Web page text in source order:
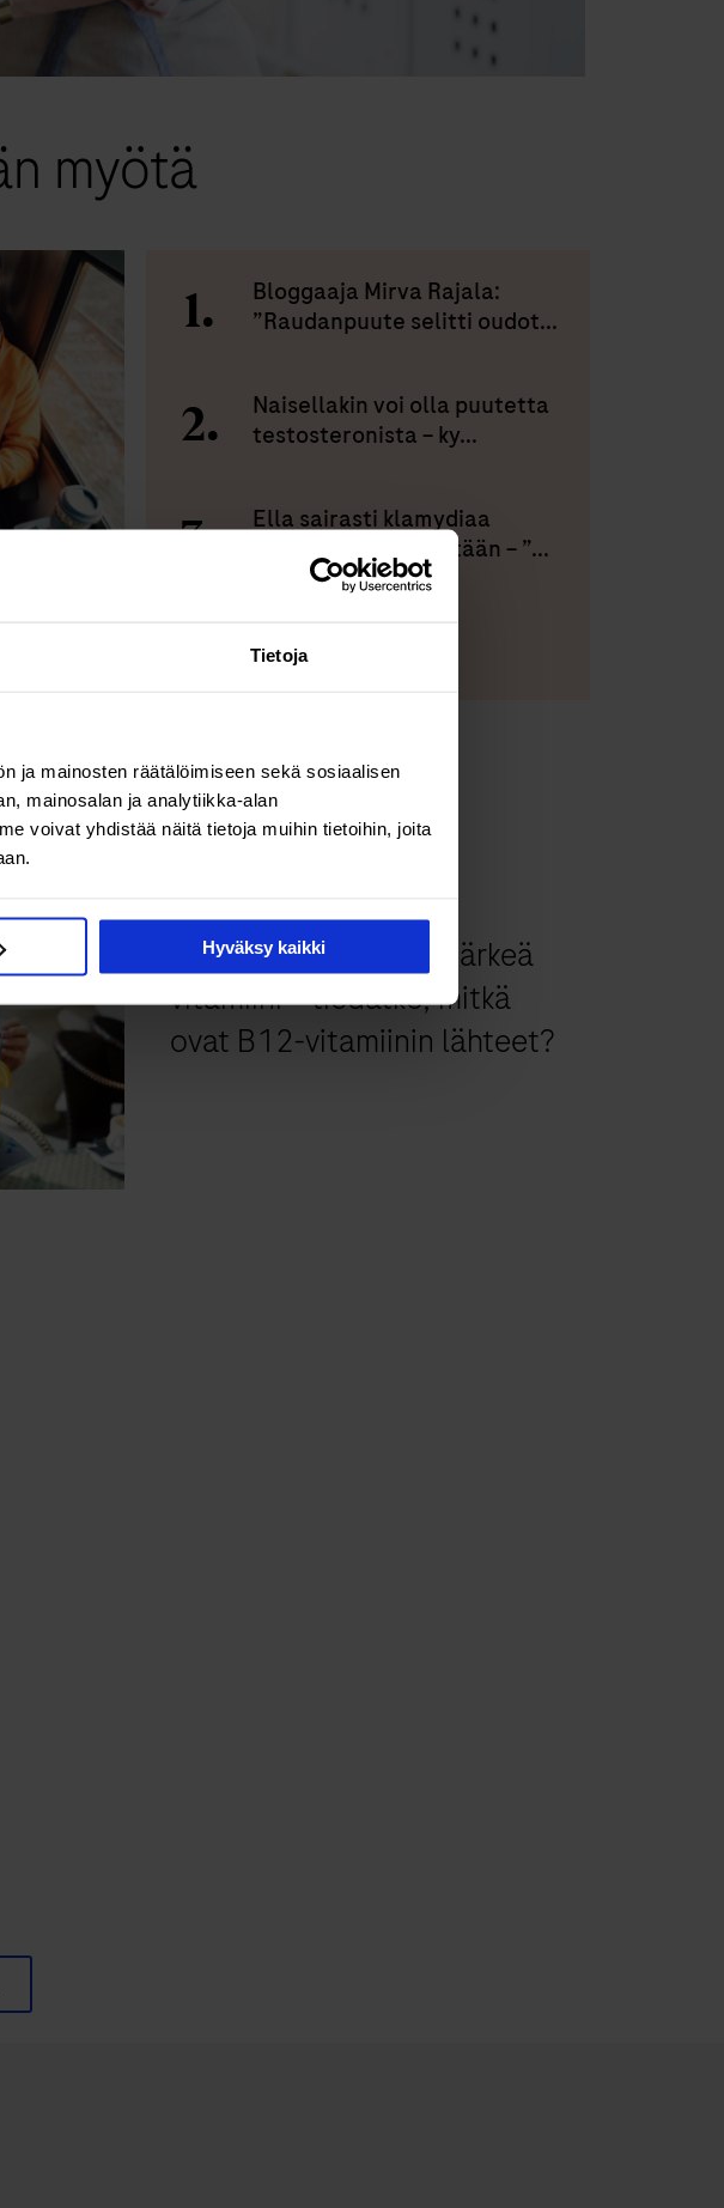
Tietoja
ja mainosten räätälöimiseen sekä sosiaalisen
mainosalan ja analytiikka-alan
voivat yhdistää näitä tietoja muihin tietoihin, joita
Hyväksy kaikki
myötä
onko
Bloggaaja Mirva Rajala:
”Raudanpuute selitti oudot...
Naisellakin voi olla puutetta
testosteronista – ky...
Ella sairasti klamydiaa
kuukausia tietämättään – ”...
B12-vitamiini on elintärkeä
vitamiini − tiedätkö, mitkä
ovat B12-vitamiinin lähteet?